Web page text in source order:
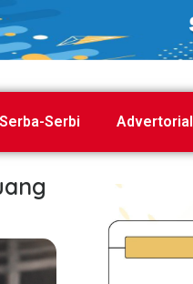
Serba-Serbi Advertorial